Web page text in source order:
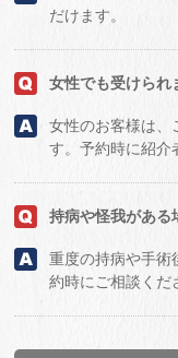
だけます。
女性でも受けられ
女性のお客様は、
す。予約時に紹介
持病や怪我がある
重度の持病や手術
約時にご相談くだ